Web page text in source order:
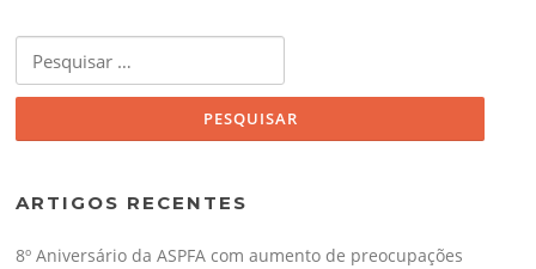
por:
ARTIGOS RECENTES
8º Aniversário da ASPFA com aumento de preocupações